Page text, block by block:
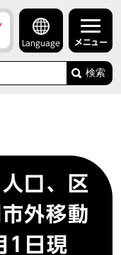
Language メニュー
検索
口、区
外移動
1日現